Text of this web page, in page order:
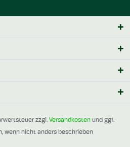
zzgl. Versandkosten und ggf.
wenn nicht anders beschrieben